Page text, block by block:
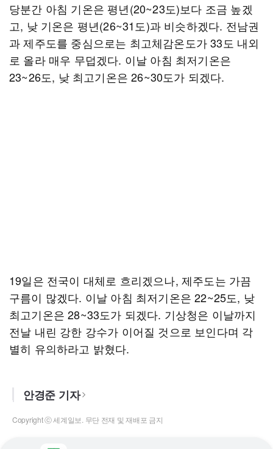
당분간 아침 기온은 평년(20~23도)보다 조금 높겠
고, 낮 기온은 평년(26~31도)과 비슷하겠다. 전남권
과 제주도를 중심으로는 최고체감온도가 33도 내외
로 올라 매우 무덥겠다. 이날 아침 최저기온은
23~26도, 낮 최고기온은 26~30도가 되겠다.
19일은 전국이 대체로 흐리겠으나, 제주도는 가끔
구름이 많겠다. 이날 아침 최저기온은 22~25도, 낮
최고기온은 28~33도가 되겠다. 기상청은 이날까지
전날 내린 강한 강수가 이어질 것으로 보인다며 각
별히 유의하라고 밝혔다.
안경준 기자
Copyright ⓒ 세계일보. 무단 전재 및 재배포 금지